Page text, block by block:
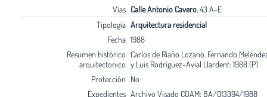
Vías Calle Antonio Cavero, 43 A-E
Tipología Arquitectura residencial
Fecha 1988
Resumen histórico
arquitectonico
Carlos de Riaño Lozano, Fernando
y Luis Rodríguez-Avial Llardent: 1988 (P)
Protección No
Expedientes Archivo Visado COAM: BA/013394/1988